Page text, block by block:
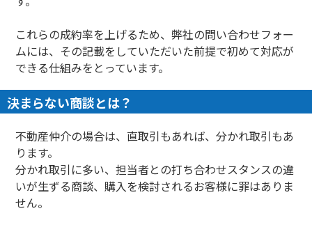
これらの成約率を上げるため、弊社の問い合わせフォー
ムには、その記載をしていただいた前提で初めて対応が
できる仕組みをとっています。
決まらない商談とは？
不動産仲介の場合は、直取引もあれば、分かれ取引もあ
ります。
分かれ取引に多い、担当者との打ち合わせスタンスの違
いが生ずる商談、購入を検討されるお客様に罪はありま
せん。